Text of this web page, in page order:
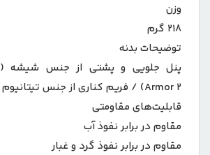
وزن
۲۱۸ گرم
توضیحات بدنه
Armor ۲) / فریم کناری از جنس تیتانیوم گرید ۵
قابلیت‌های مقاومتی
مقاوم در برابر نفوذ آب
مقاوم در برابر نفوذ گرد و غبار